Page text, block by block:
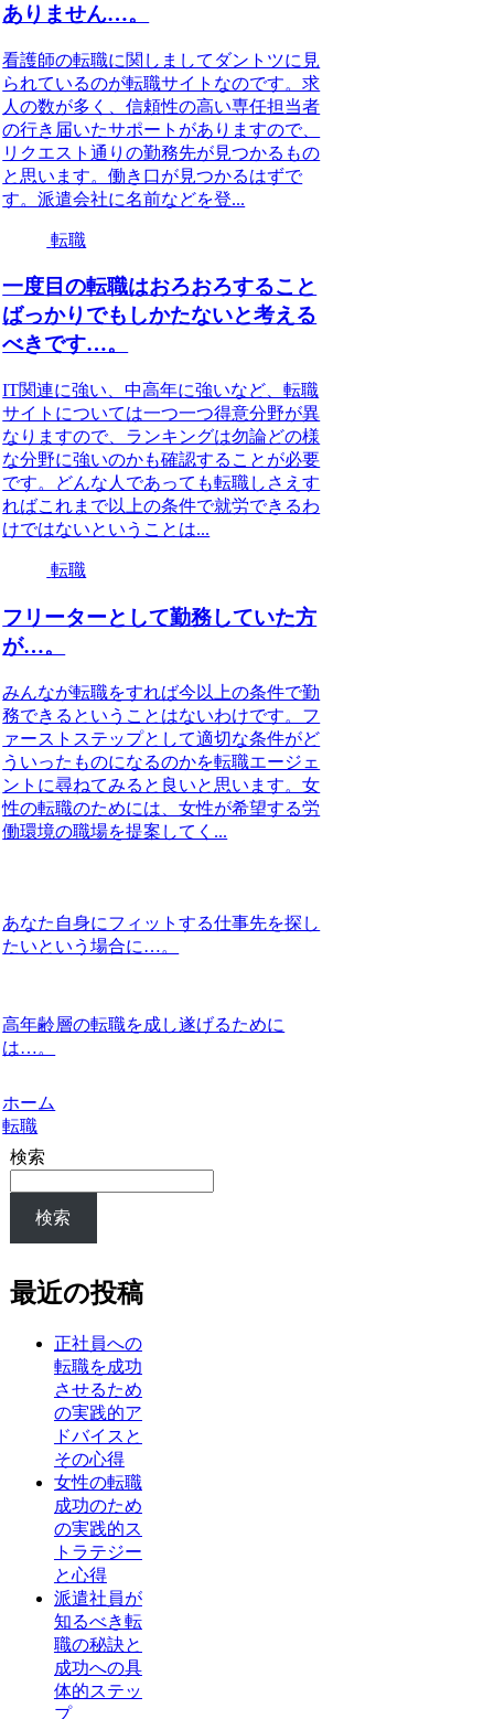
ありません…。
看護師の転職に関しましてダントツに見
られているのが転職サイトなのです。求
人の数が多く、信頼性の高い専任担当者
の行き届いたサポートがありますので、
リクエスト通りの勤務先が見つかるもの
と思います。働き口が見つかるはずで
す。派遣会社に名前などを登...
転職
一度目の転職はおろおろすること
ばっかりでもしかたないと考える
べきです…。
IT関連に強い、中高年に強いなど、転職
サイトについては一つ一つ得意分野が異
なりますので、ランキングは勿論どの様
な分野に強いのかも確認することが必要
です。どんな人であっても転職しさえす
ればこれまで以上の条件で就労できるわ
けではないということは...
転職
フリーターとして勤務していた方
が…。
みんなが転職をすれば今以上の条件で勤
務できるということはないわけです。フ
ァーストステップとして適切な条件がど
ういったものになるのかを転職エージェ
ントに尋ねてみると良いと思います。女
性の転職のためには、女性が希望する労
働環境の職場を提案してく...
あなた自身にフィットする仕事先を探し
たいという場合に…。
高年齢層の転職を成し遂げるために
は…。
ホーム
転職
検索
検索
最近の投稿
正社員への
転職を成功
させるため
の実践的ア
ドバイスと
その心得
女性の転職
成功のため
の実践的ス
トラテジー
と心得
派遣社員が
知るべき転
職の秘訣と
成功への具
体的ステッ
プ